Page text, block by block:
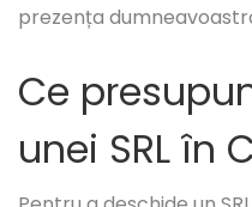
prezența
Ce
unei SRL în